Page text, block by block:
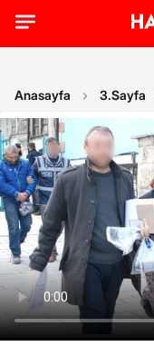
Anasayfa 3.Sayfa